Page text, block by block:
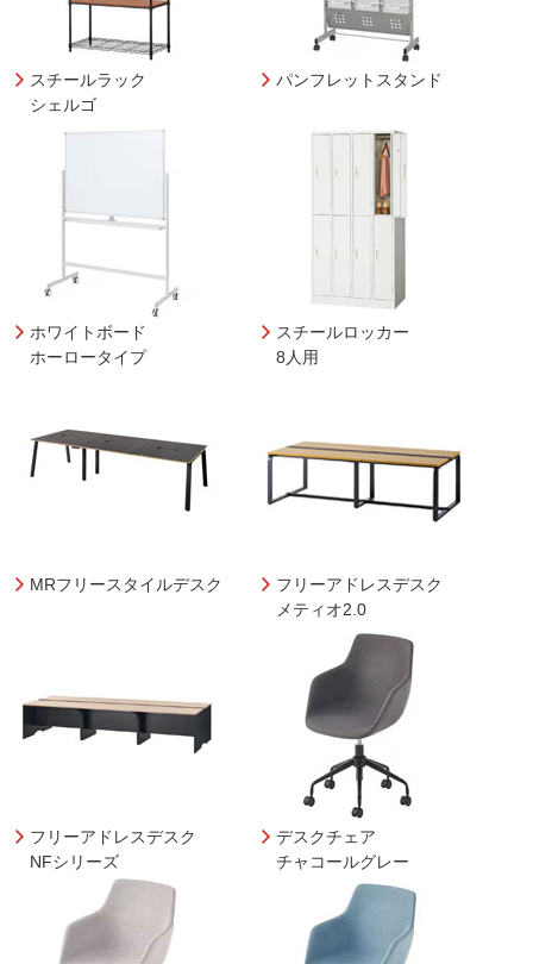
スチールラック
シェルゴ
パンフレットスタンド
ホワイトボード
ホーロータイプ
スチールロッカー
8人用
MRフリースタイルデスク
フリーアドレスデスク
メティオ2.0
フリーアドレスデスク
NFシリーズ
デスクチェア
チャコールグレー